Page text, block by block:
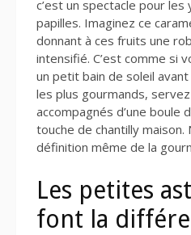
c’est un spectacle pour
papilles. Imaginez ce
donnant à ces fruits une
intensifié. C’est comme si
un petit bain de soleil
les plus gourmands,
accompagnés d’une boule
touche de chantilly maison.
définition même de la
Les petites
font la